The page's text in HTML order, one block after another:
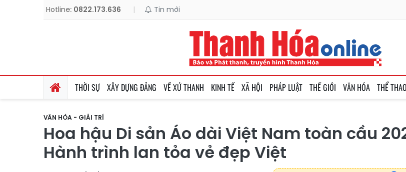
Hotline: 0822.173.636 | Tin mới
THỜI SỰ XÂY DỰNG ĐẢNG VỀ XỨ THANH KINH TẾ XÃ HỘI PHÁP LUẬT THẾ GIỚI VĂN HÓA THỂ THAO
VĂN HÓA - GIẢI TRÍ
Hoa hậu Di sản Áo dài Việt Nam toàn cầu
Hành trình lan tỏa vẻ đẹp Việt